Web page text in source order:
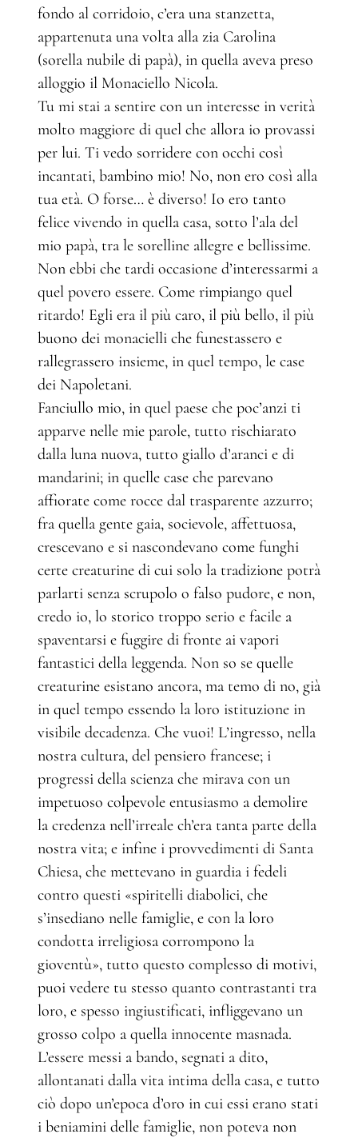
fondo al corridoio, c’era una stanzetta,
appartenuta una volta alla zia Carolina
(sorella nubile di papà), in quella aveva preso
alloggio il Monaciello Nicola.
Tu mi stai a sentire con un interesse in verità
molto maggiore di quel che allora io provassi
per lui. Ti vedo sorridere con occhi così
incantati, bambino mio! No, non ero così alla
tua età. O forse… è diverso! Io ero tanto
felice vivendo in quella casa, sotto l’ala del
mio papà, tra le sorelline allegre e bellissime.
Non ebbi che tardi occasione d’interessarmi a
quel povero essere. Come rimpiango quel
ritardo! Egli era il più caro, il più bello, il più
buono dei monacielli che funestassero e
rallegrassero insieme, in quel tempo, le case
dei Napoletani.
Fanciullo mio, in quel paese che poc’anzi ti
apparve nelle mie parole, tutto rischiarato
dalla luna nuova, tutto giallo d’aranci e di
mandarini; in quelle case che parevano
affiorate come rocce dal trasparente azzurro;
fra quella gente gaia, socievole, affettuosa,
crescevano e si nascondevano come funghi
certe creaturine di cui solo la tradizione potrà
parlarti senza scrupolo o falso pudore, e non,
credo io, lo storico troppo serio e facile a
spaventarsi e fuggire di fronte ai vapori
fantastici della leggenda. Non so se quelle
creaturine esistano ancora, ma temo di no, già
in quel tempo essendo la loro istituzione in
visibile decadenza. Che vuoi! L’ingresso, nella
nostra cultura, del pensiero francese; i
progressi della scienza che mirava con un
impetuoso colpevole entusiasmo a demolire
la credenza nell’irreale ch’era tanta parte della
nostra vita; e infine i provvedimenti di Santa
Chiesa, che mettevano in guardia i fedeli
contro questi «spiritelli diabolici, che
s’insediano nelle famiglie, e con la loro
condotta irreligiosa corrompono la
gioventù», tutto questo complesso di motivi,
puoi vedere tu stesso quanto contrastanti tra
loro, e spesso ingiustificati, infliggevano un
grosso colpo a quella innocente masnada.
L’essere messi a bando, segnati a dito,
allontanati dalla vita intima della casa, e tutto
ciò dopo un’epoca d’oro in cui essi erano stati
i beniamini delle famiglie, non poteva non